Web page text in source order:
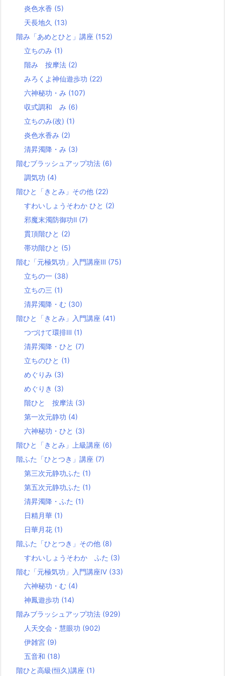
炎色水香 (5)
天長地久 (13)
階み「あめとひと」講座 (152)
立ちのみ (1)
階み 按摩法 (2)
みろくよ神仙遊歩功 (22)
六神秘功・み (107)
収式調和 み (6)
立ちのみ(改) (1)
炎色水香み (2)
清昇濁降・み (3)
階むブラッシュアップ功法 (6)
調気功 (4)
階ひと「きとみ」その他 (22)
すわいしょうそわか ひと (2)
邪魔末濁防御功Ⅱ (7)
貫頂階ひと (2)
帯功階ひと (5)
階む「元極気功」入門講座Ⅲ (75)
立ちの一 (38)
立ちの三 (1)
清昇濁降・む (30)
階ひと「きとみ」入門講座 (41)
つづけて環排Ⅲ (1)
清昇濁降・ひと (7)
立ちのひと (1)
めぐりみ (3)
めぐりき (3)
階ひと 按摩法 (3)
第一次元静功 (4)
六神秘功・ひと (3)
階ひと「きとみ」上級講座 (6)
階ふた「ひとつき」講座 (7)
第三次元静功ふた (1)
第五次元静功ふた (1)
清昇濁降・ふた (1)
日精月華 (1)
日華月花 (1)
階ふた「ひとつき」その他 (8)
すわいしょうそわか ふた (3)
階む「元極気功」入門講座Ⅳ (33)
六神秘功・む (4)
神鳳遊歩功 (14)
階みブラッシュアップ功法 (929)
人天交会・慧眼功 (902)
伊雑宮 (9)
五音和 (18)
階ひと高級(恒久)講座 (1)